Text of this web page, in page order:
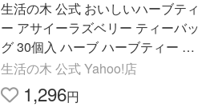
生活の木 公式 おいしいハーブティ
ー アサイーラズベリー ティーバッ
グ 30個入 ハーブ ハーブティー テ
ィーバッグ 女性 ギフト
生活の木 公式 Yahoo!店
1,296円